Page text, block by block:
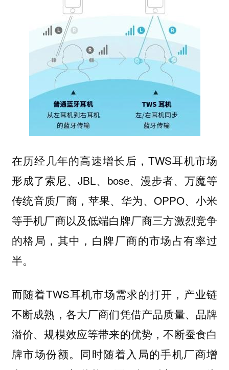
在历经几年的高速增长后，TWS耳机市场
形成了索尼、JBL、bose、漫步者、万魔等
传统音质厂商，苹果、华为、OPPO、小米
等手机厂商以及低端白牌厂商三方激烈竞争
的格局，其中，白牌厂商的市场占有率过
半。
而随着TWS耳机市场需求的打开，产业链
不断成熟，各大厂商们凭借产品质量、品牌
溢价、规模效应等带来的优势，不断蚕食白
牌市场份额。同时随着入局的手机厂商增